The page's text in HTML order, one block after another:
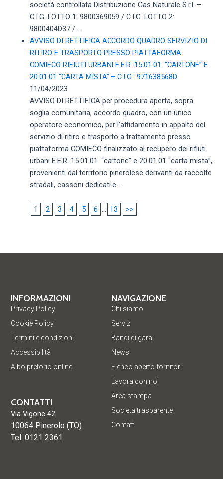
società controllata Distribuzione Gas Naturale S.r.l. –
C.I.G. LOTTO 1: 9800369059 / C.I.G. LOTTO 2:
9800404D37 / ...
AVVISO DI RETTIFICA ACCORDO QUADRO SERVIZIO DI
RITIRO E TRASPORTO PRESSO PIATTAFORMA
COMIECO RIFIUTI URBANI E.E.R. 15.01.01. “CARTONE” E
20.01.01 “CARTA MISTA” – C.I.G.: 971638568D
11/04/2023
AVVISO DI RETTIFICA per procedura aperta, sopra
soglia comunitaria, accordo quadro, con un unico
operatore economico, per l’affidamento in appalto del
servizio di ritiro e trasporto a trattamento presso
piattaforma COMIECO finalizzato al recupero dei rifiuti
urbani E.E.R. 15.01.01. “cartone” e 20.01.01 “carta mista”,
provenienti dal territorio pinerolese derivanti da raccolte
stradali, cassoni dedicati e ...
1 2 3 4 5 6 ... 13 >>
NAVIGAZIONE
Chi siamo
Servizi
Bandi di gara
News
Elenco aperto fornitori
Lavora con noi
Area stampa
Società trasparente
Contatti
INFORMAZIONI
Privacy Policy
Cookie Policy
Termini e condizioni
Accessibilità
Albo pretorio online
CONTATTI
Via Vigone 42
10064 Pinerolo (TO)
Tel. 0121 2361